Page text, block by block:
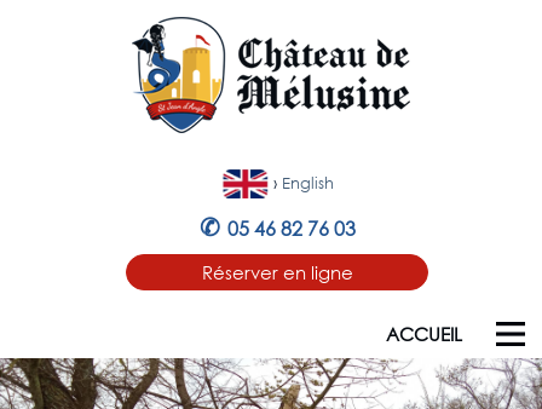
› English
✆ 05 46 82 76 03
Réserver en ligne
ACCUEIL